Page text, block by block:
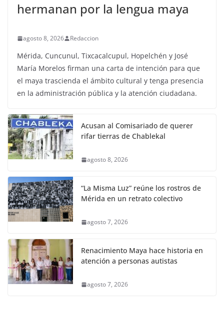
hermanan por la lengua maya
agosto 8, 2026 Redaccion
Mérida, Cuncunul, Tixcacalcupul, Hopelchén y José
María Morelos firman una carta de intención para que
el maya trascienda el ámbito cultural y tenga presencia
en la administración pública y la atención ciudadana.
Acusan al Comisariado de querer
rifar tierras de Chablekal
agosto 8, 2026
“La Misma Luz” reúne los rostros de
Mérida en un retrato colectivo
agosto 7, 2026
Renacimiento Maya hace historia en
atención a personas autistas
agosto 7, 2026